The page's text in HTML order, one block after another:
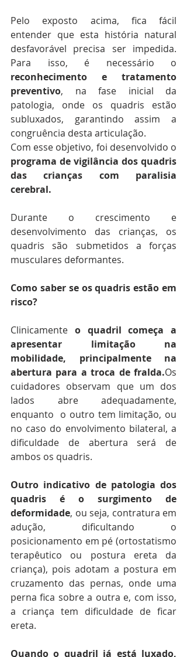
Pelo exposto acima, fica fácil
entender que esta história natural
desfavorável precisa ser impedida.
reconhecimento e tratamento
preventivo, na fase inicial da
patologia, onde os quadris estão
subluxados, garantindo assim a
congruência desta articulação.
Com esse objetivo, foi desenvolvido o
programa de vigilância dos quadris
das crianças com paralisia
cerebral.
Durante o crescimento e
desenvolvimento das crianças, os
quadris são submetidos a forças
musculares deformantes.
Como saber se os quadris estão em
risco?
Clinicamente o quadril começa a
apresentar limitação na
mobilidade, principalmente na
abertura para a troca de fralda.Os
cuidadores observam que um dos
lados abre adequadamente,
enquanto  o outro tem limitação, ou
no caso do envolvimento bilateral, a
dificuldade de abertura será de
ambos os quadris.
Outro indicativo de patologia dos
quadris é o surgimento de
deformidade, ou seja, contratura em
adução, dificultando o
posicionamento em pé (ortostatismo
terapêutico ou postura ereta da
criança), pois adotam a postura em
cruzamento das pernas, onde uma
perna fica sobre a outra e, com isso,
a criança tem dificuldade de ficar
ereta.
Quando o quadril já está luxado,